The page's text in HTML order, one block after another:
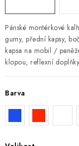
Pánské montérkové
gumy, přední kapsy,
kapsa na mobil /
klopou, reflexní
Barva